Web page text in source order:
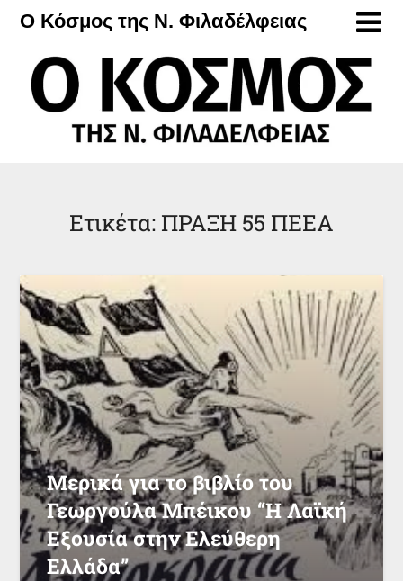
Μετάβαση
περιεχόμενο
Ο Κόσμος της Ν. Φιλαδέλφειας
Ετικέτα: ΠΡΑΞΗ 55 ΠΕΕΑ
Μερικά για το βιβλίο του
Γεωργούλα Μπέικου “Η Λαϊκή
Εξουσία στην Ελεύθερη
Ελλάδα”